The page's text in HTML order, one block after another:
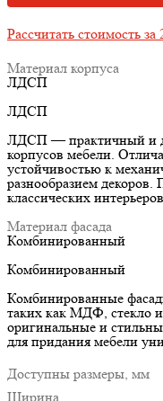
Рассчитать стоимость
Материал корпуса
ЛДСП
ЛДСП
ЛДСП — практичный и
корпусов мебели.
устойчивостью к
разнообразием
классических
Материал фасада
Комбинированный
Комбинированный
Комбинированные
таких как МДФ, стекло и
оригинальные и
для придания мебели
Доступны размеры, мм
Ширина